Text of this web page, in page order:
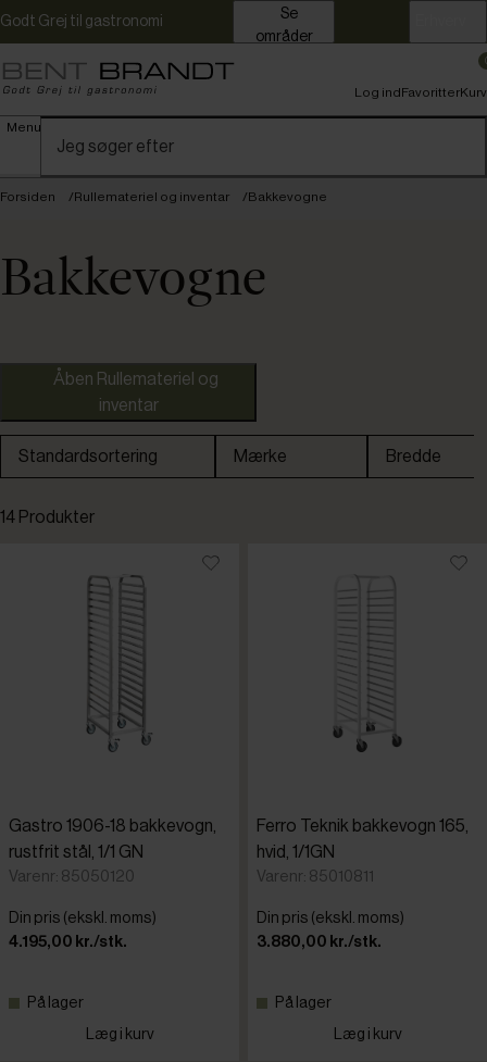
Godt Grej til gastronomi
områder
Menu
Log indFavoritterKurv
Forsiden Rullemateriel og inventar Bakkevogne
Bakkevogne
inventar
Standardsortering
Laveste pris
Højeste pris
Tilføjet for nylig
Mærke
Gastro
Bredde
14 Produkter
Gastro 1906-18 bakkevogn,
rustfrit stål, 1/1 GN
Varenr: 85050120
Din pris (ekskl. moms)
4.195,00 kr./stk.
På lager
Læg i kurv
Ferro Teknik bakkevogn 165,
hvid, 1/1GN
Varenr: 85010811
Din pris (ekskl. moms)
3.880,00 kr./stk.
På lager
Læg i kurv